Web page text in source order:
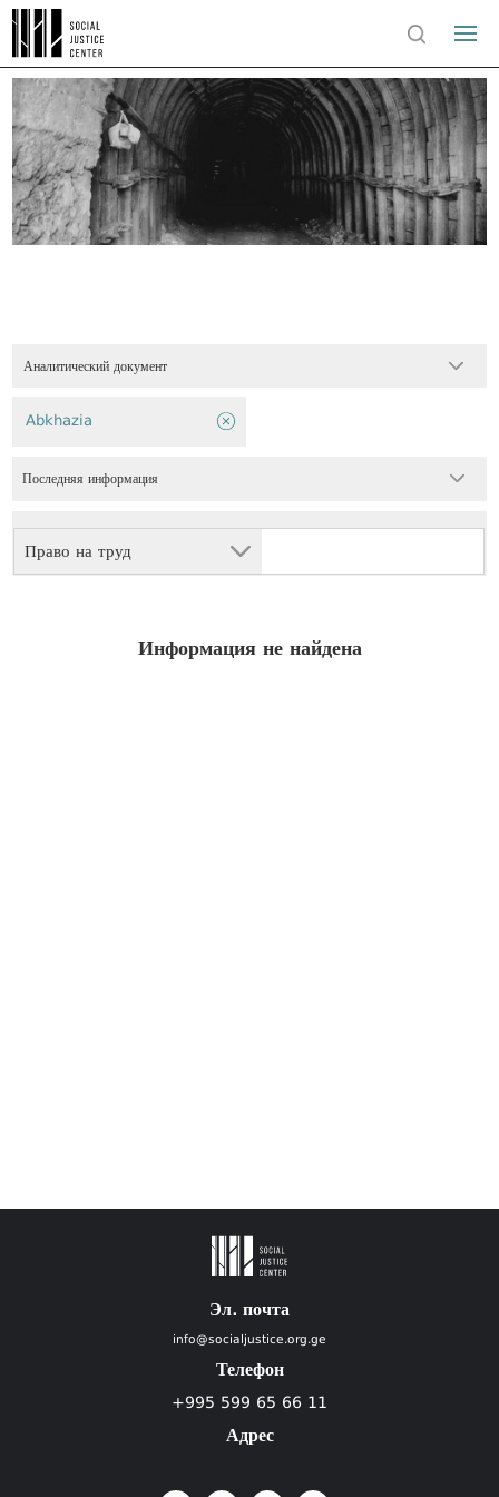
Аналитический документ
Право на труд
Abkhazia
Последняя информация
Информация не найдена
Эл. почта
info@socialjustice.org.ge
Телефон
+995 599 65 66 11
Адрес